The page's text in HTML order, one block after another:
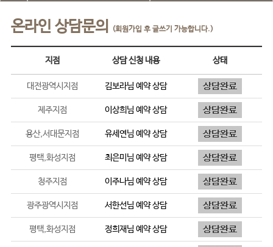
온라인 상담문의 (회원가입 후 글쓰기 가능합니다.)
지점 상담 신청 내용 상태
대전광역시지점 김보라님 예약 상담
제주지점 이상희님 예약 상담
용산,서대문지점 유세연님 예약 상담
평택,화성지점 최은미 님 예약 상담
청주지점 이주나님 예약 상담
광주광역시지점 서한선님 예약 상담
평택,화성지점 정희재님 예약 상담